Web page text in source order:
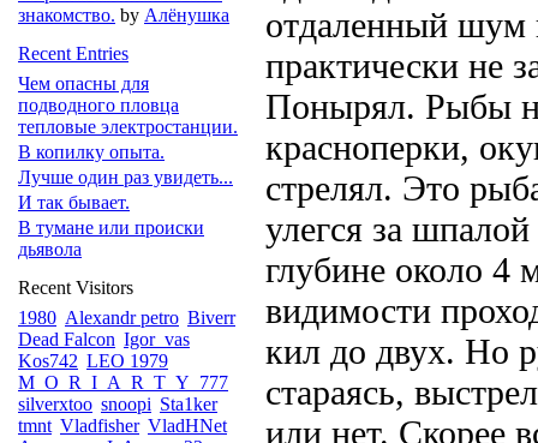
отдаленный шум
практически не
Понырял. Рыбы
красноперки,
стрелял. Это
улегся за
глубине около 4
видимости
кил до двух. Но
стараясь,
или нет. Скорее
знакомство. by Алёнушка
Recent Entries
Чем опасны для
подводного пловца
тепловые электростанции.
В копилку опыта.
Лучше один раз увидеть...
И так бывает.
В тумане или происки
дьявола
Recent Visitors
1980 Alexandr petro Biverr
Dead Falcon Igor_vas
Kos742 LEO 1979
M_O_R_I_A_R_T_Y_777
silverxtoo snoopi Sta1ker
tmnt Vladfisher VladHNet